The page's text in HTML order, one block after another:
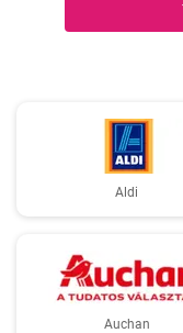
Aldi
Auchan